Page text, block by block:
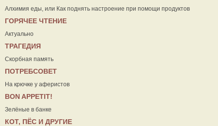
Алхимия еды, или Как поднять настроение при помощи продуктов
ГОРЯЧЕЕ ЧТЕНИЕ
Актуально
ТРАГЕДИЯ
Скорбная память
ПОТРЕБСОВЕТ
На крючке у аферистов
ВON APPETIT!
Зелёные в банке
КОТ, ПЁС И ДРУГИЕ